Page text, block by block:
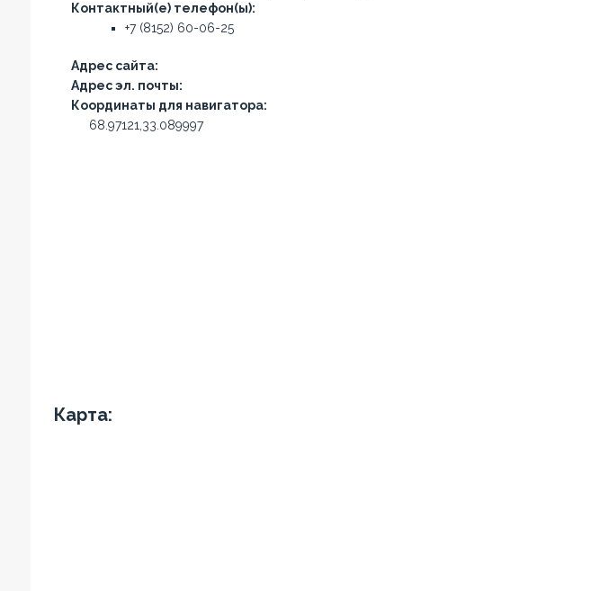
Контактный(е) телефон(ы):
+7 (8152) 60-06-25
Адрес сайта:
Адрес эл. почты:
Координаты для навигатора:
68.97121,33.089997
Карта: